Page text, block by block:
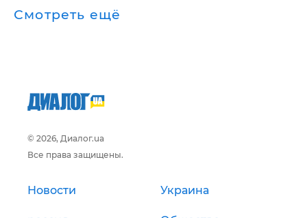
Смотреть ещё
© 2026, Диалог.ua
Все права защищены.
Новости Украина